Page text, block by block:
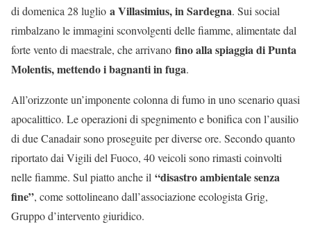
di domenica 28 luglio a Villasimius, in Sardegna. Sui social
rimbalzano le immagini sconvolgenti delle fiamme, alimentate dal
forte vento di maestrale, che arrivano fino alla spiaggia di Punta
Molentis, mettendo i bagnanti in fuga.
All’orizzonte un’imponente colonna di fumo in uno scenario quasi
apocalittico. Le operazioni di spegnimento e bonifica con l’ausilio
di due Canadair sono proseguite per diverse ore. Secondo quanto
riportato dai Vigili del Fuoco, 40 veicoli sono rimasti coinvolti
nelle fiamme. Sul piatto anche il “disastro ambientale senza
fine”, come sottolineano dall’associazione ecologista Grig,
Gruppo d’intervento giuridico.